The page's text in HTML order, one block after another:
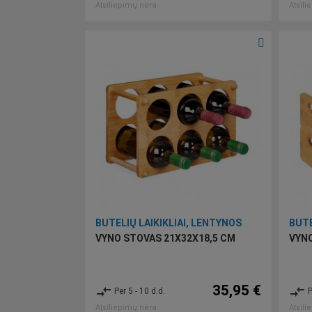
Atsiliepimų nėra
BUTELIŲ LAIKIKLIAI, LENTYNOS
VYNO STOVAS 21X32X18,5 CM
compare_arrows Per 5 - 10 d.d.
Atsiliepimų nėra
35,95 € compare_arrows